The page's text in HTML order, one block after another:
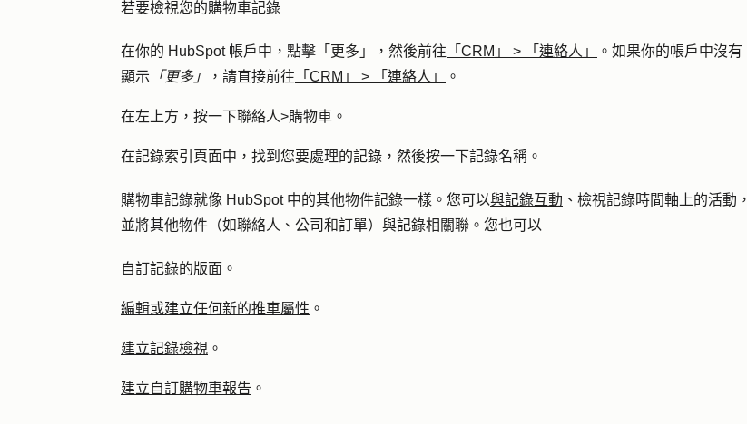
若要檢視您的購物車記錄
在你的 HubSpot 帳戶中，點擊 「更多」 ，然後前往 「CRM」 > 「連絡人」
。如果你的帳戶中沒有
顯示 「更多」 ，請直接前往 「CRM」 > 「連絡人」 。
在左上方，按一下聯絡人>購物車 。
在記錄索引頁面中，找到您要處理的記錄，然後按一下記錄名稱 。
購物車記錄就像 HubSpot 中的其他物件記錄一樣。您可以與記錄互動 、檢視記錄時間軸上的活動，
並將其他物件（如聯絡人、公司和訂單）與記錄相關聯。您也可以
自訂記錄的版面 。
編輯或建立任何新的推車屬性 。
建立記錄檢視 。
建立自訂購物車報告 。